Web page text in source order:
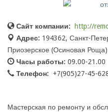
Сайт компании:
http://
Адрес: 194362, Санкт-
Приозерское (Осиновая
Часы работы: 09.00-21.00
Телефон:
+7(905)27-45-
Мастерская по ремонту и